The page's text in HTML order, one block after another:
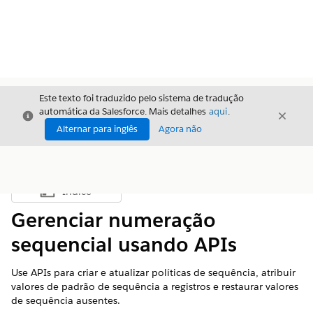
Fechar
Este texto foi traduzido pelo sistema de tradução
automática da Salesforce. Mais detalhes aqui.
Alternar para inglês
Agora não
Fechar
Mostrar índice
Índice
Gerenciar numeração
sequencial usando APIs
Use APIs para criar e atualizar políticas de sequência, atribuir
valores de padrão de sequência a registros e restaurar valores
de sequência ausentes.